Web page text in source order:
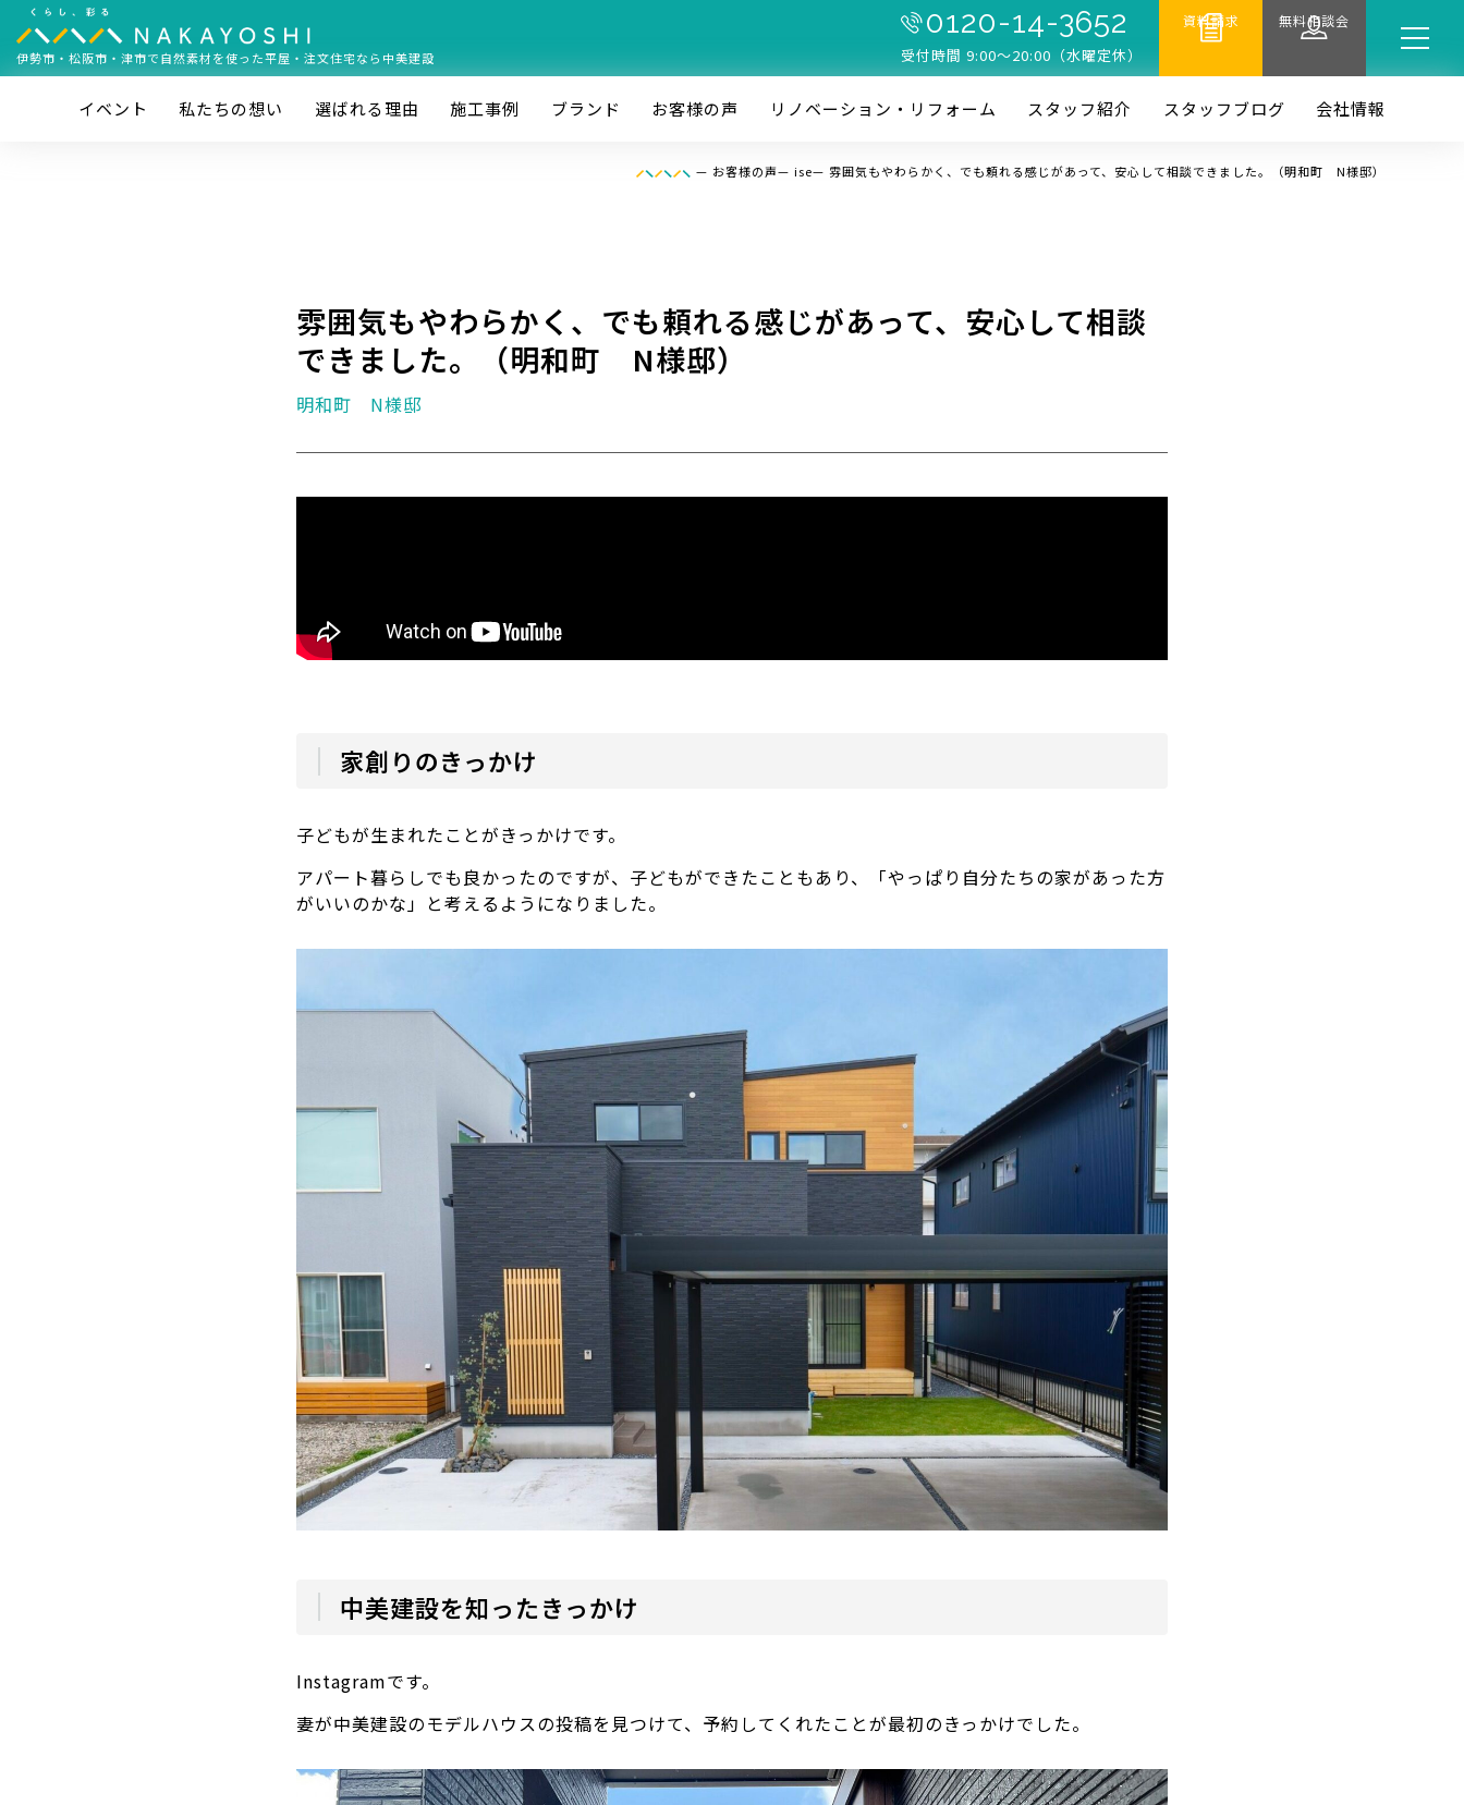
伊勢市・松阪市・津市で自然素材を使った平屋・注文住宅なら中美建設
0120-14-3652
受付時間 9:00〜20:00（水曜定休）
資料請求 無料相談会
イベント 私たちの想い 選ばれる理由 施⼯事例 ブランド お客様の声 リノベーション・リフォーム スタッフ紹介 スタッフブログ 会社情報
— お客様の声— ise— 雰囲気もやわらかく、でも頼れる感じがあって、安心して相談できました。（明和町 N様邸）
雰囲気もやわらかく、でも頼れる感じがあって、安心して相談
できました。（明和町 N様邸）
明和町 N様邸
家創りのきっかけ
子どもが生まれたことがきっかけです。
アパート暮らしでも良かったのですが、子どもができたこともあり、「やっぱり自分たちの家があった方
がいいのかな」と考えるようになりました。
中美建設を知ったきっかけ
Instagramです。
妻が中美建設のモデルハウスの投稿を見つけて、予約してくれたことが最初のきっかけでした。